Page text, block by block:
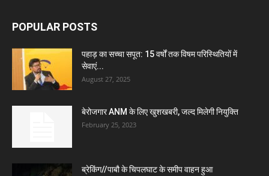
POPULAR POSTS
पहाड़ का सच्चा सपूत: 15 वर्षों तक विषम परिस्थितियों में
सेवाएं...
August 27, 2025
बेरोजगार ANM के लिए खुशखबरी, जल्द मिलेगी नियुक्ति
February 25, 2023
ब्रेकिंग//पाबौ के चिपलघाट के समीप वाहन हुआ